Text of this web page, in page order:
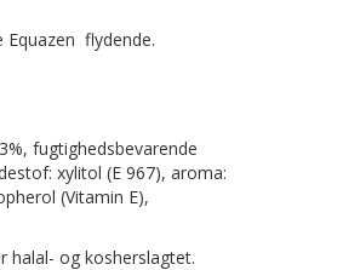
Equazen flydende.
fugtighedsbevarende
xylitol (E 967), aroma:
(Vitamin E),
halal- og kosherslagtet.